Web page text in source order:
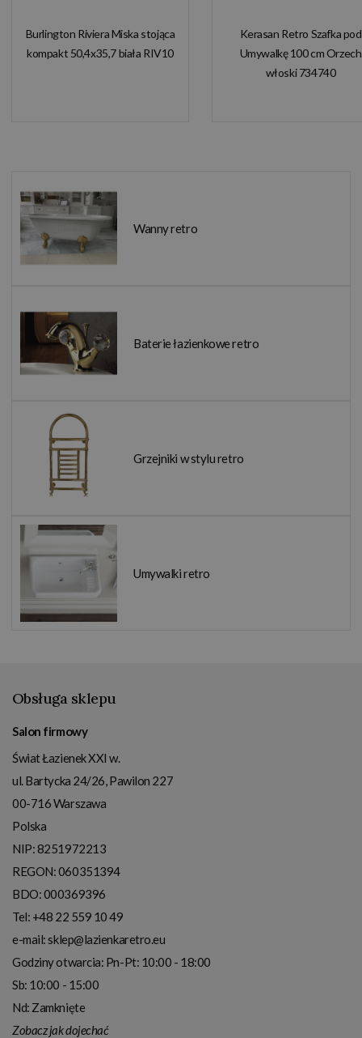
Burlington Riviera Miska stojąca
kompakt 50,4x35,7 biała RIV10
Kerasan Retro Szafka pod
Umywalkę 100 cm Orzech
włoski 734740
Wanny retro
Baterie łazienkowe retro
Grzejniki w stylu retro
Umywalki retro
Obsługa sklepu
Salon firmowy
Świat Łazienek XXI w.
ul. Bartycka 24/26, Pawilon 227
00-716Warszawa
Polska
NIP:8251972213
REGON: 060351394
BDO: 000369396
Tel: +48 22 559 10 49
e-mail:sklep@lazienkaretro.eu
Godziny otwarcia: Pn-Pt: 10:00 - 18:00
Sb: 10:00 - 15:00
Nd: Zamknięte
Zobacz jak dojechać